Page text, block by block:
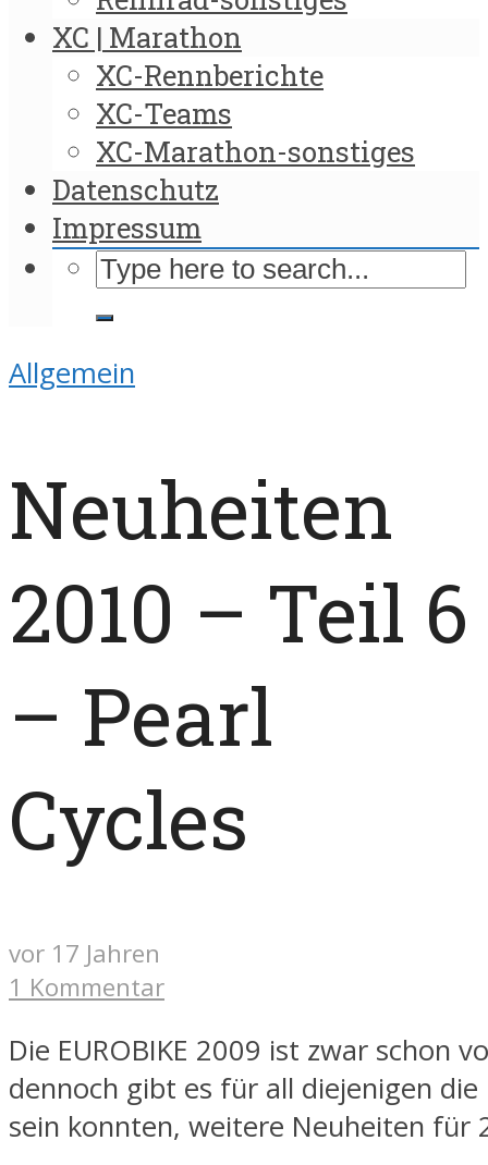
XC | Marathon
XC-Rennberichte
XC-Teams
XC-Marathon-sonstiges
Datenschutz
Impressum
Allgemein
Neuheiten
2010 – Teil 6
– Pearl
Cycles
vor 17 Jahren
1 Kommentar
Die EUROBIKE 2009 ist zwar schon
dennoch gibt es für all diejenigen
sein konnten, weitere Neuheiten für